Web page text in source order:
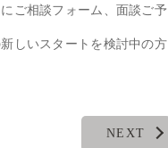
ご相談フォーム、面談ご予
しいスタートを検討中の方
NEXT